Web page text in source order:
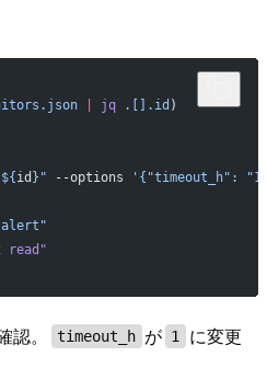
| jq .[].id )
id }" --options
'{"timeout_h":
read"
。 timeout_h が 1
に変更